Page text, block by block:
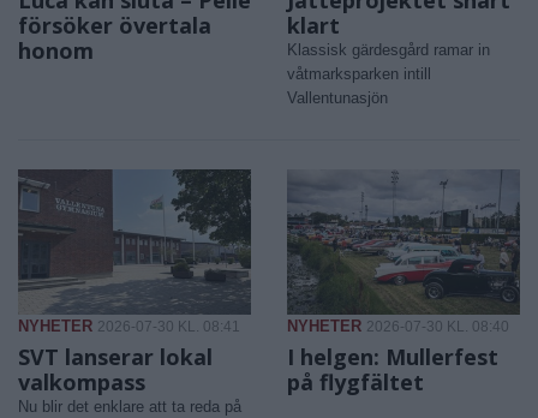
försöker övertala
honom
klart
Klassisk gärdesgård ramar in
våtmarksparken intill
Vallentunasjön
NYHETER 2026-07-30 KL. 08:41
SVT lanserar lokal
valkompass
Nu blir det enklare att ta reda på
NYHETER 2026-07-30 KL. 08:40
I helgen: Mullerfest
på flygfältet